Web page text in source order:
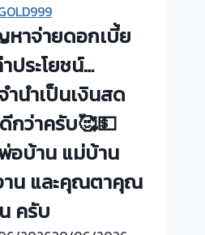
ร
อน
าจ่ายดอกเบี้ย
ประโยชน์…
ำนำเป็นเงินสด
กว่าครับ🥰💵
บ้าน แม่บ้าน
าน และคุณตาคุณ
ครับ